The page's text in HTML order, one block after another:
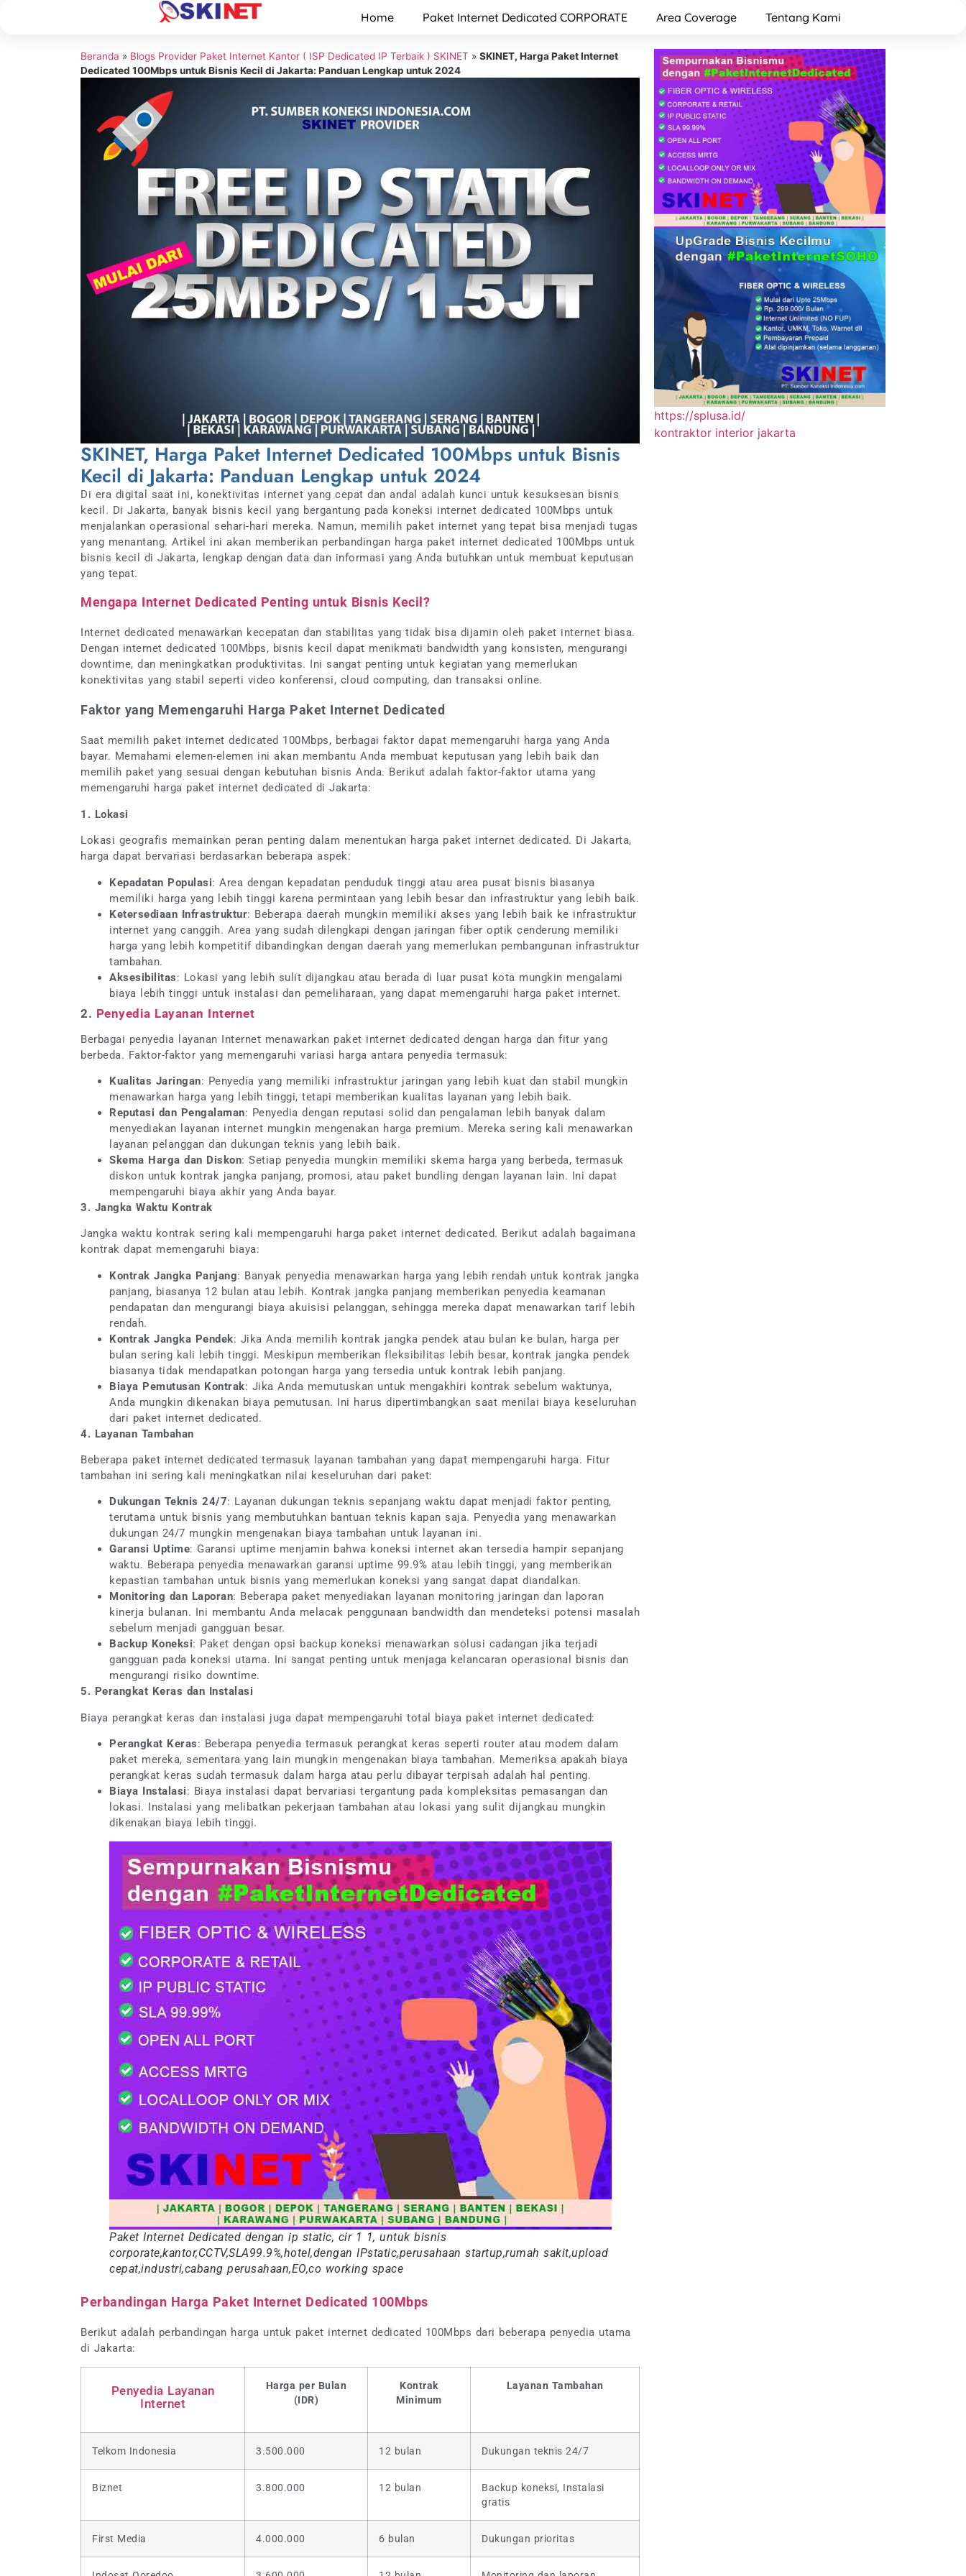
Home Paket Internet Dedicated CORPORATE Area Coverage Tentang Kami
Beranda » Blogs Provider Paket Internet Kantor ( ISP Dedicated IP Terbaik ) SKINET » SKINET, Harga Paket Internet
Dedicated 100Mbps untuk Bisnis Kecil di Jakarta: Panduan Lengkap untuk 2024
SKINET, Harga Paket Internet Dedicated 100Mbps untuk Bisnis
Kecil di Jakarta: Panduan Lengkap untuk 2024
Di era digital saat ini, konektivitas internet yang cepat dan andal adalah kunci untuk kesuksesan bisnis
kecil. Di Jakarta, banyak bisnis kecil yang bergantung pada koneksi internet dedicated 100Mbps untuk
menjalankan operasional sehari-hari mereka. Namun, memilih paket internet yang tepat bisa menjadi tugas
yang menantang. Artikel ini akan memberikan perbandingan harga paket internet dedicated 100Mbps untuk
bisnis kecil di Jakarta, lengkap dengan data dan informasi yang Anda butuhkan untuk membuat keputusan
yang tepat.
Mengapa Internet Dedicated Penting untuk Bisnis Kecil?
Internet dedicated menawarkan kecepatan dan stabilitas yang tidak bisa dijamin oleh paket internet biasa.
Dengan internet dedicated 100Mbps, bisnis kecil dapat menikmati bandwidth yang konsisten, mengurangi
downtime, dan meningkatkan produktivitas. Ini sangat penting untuk kegiatan yang memerlukan
konektivitas yang stabil seperti video konferensi, cloud computing, dan transaksi online.
Faktor yang Memengaruhi Harga Paket Internet Dedicated
Saat memilih paket internet dedicated 100Mbps, berbagai faktor dapat memengaruhi harga yang Anda
bayar. Memahami elemen-elemen ini akan membantu Anda membuat keputusan yang lebih baik dan
memilih paket yang sesuai dengan kebutuhan bisnis Anda. Berikut adalah faktor-faktor utama yang
memengaruhi harga paket internet dedicated di Jakarta:
1. Lokasi
Lokasi geografis memainkan peran penting dalam menentukan harga paket internet dedicated. Di Jakarta,
harga dapat bervariasi berdasarkan beberapa aspek:
Kepadatan Populasi: Area dengan kepadatan penduduk tinggi atau area pusat bisnis biasanya
memiliki harga yang lebih tinggi karena permintaan yang lebih besar dan infrastruktur yang lebih baik.
Ketersediaan Infrastruktur: Beberapa daerah mungkin memiliki akses yang lebih baik ke infrastruktur
internet yang canggih. Area yang sudah dilengkapi dengan jaringan fiber optik cenderung memiliki
harga yang lebih kompetitif dibandingkan dengan daerah yang memerlukan pembangunan infrastruktur
tambahan.
Aksesibilitas: Lokasi yang lebih sulit dijangkau atau berada di luar pusat kota mungkin mengalami
biaya lebih tinggi untuk instalasi dan pemeliharaan, yang dapat memengaruhi harga paket internet.
2. Penyedia Layanan Internet
Berbagai penyedia layanan Internet menawarkan paket internet dedicated dengan harga dan fitur yang
berbeda. Faktor-faktor yang memengaruhi variasi harga antara penyedia termasuk:
Kualitas Jaringan: Penyedia yang memiliki infrastruktur jaringan yang lebih kuat dan stabil mungkin
menawarkan harga yang lebih tinggi, tetapi memberikan kualitas layanan yang lebih baik.
Reputasi dan Pengalaman: Penyedia dengan reputasi solid dan pengalaman lebih banyak dalam
menyediakan layanan internet mungkin mengenakan harga premium. Mereka sering kali menawarkan
layanan pelanggan dan dukungan teknis yang lebih baik.
Skema Harga dan Diskon: Setiap penyedia mungkin memiliki skema harga yang berbeda, termasuk
diskon untuk kontrak jangka panjang, promosi, atau paket bundling dengan layanan lain. Ini dapat
mempengaruhi biaya akhir yang Anda bayar.
3. Jangka Waktu Kontrak
Jangka waktu kontrak sering kali mempengaruhi harga paket internet dedicated. Berikut adalah bagaimana
kontrak dapat memengaruhi biaya:
Kontrak Jangka Panjang: Banyak penyedia menawarkan harga yang lebih rendah untuk kontrak jangka
panjang, biasanya 12 bulan atau lebih. Kontrak jangka panjang memberikan penyedia keamanan
pendapatan dan mengurangi biaya akuisisi pelanggan, sehingga mereka dapat menawarkan tarif lebih
rendah.
Kontrak Jangka Pendek: Jika Anda memilih kontrak jangka pendek atau bulan ke bulan, harga per
bulan sering kali lebih tinggi. Meskipun memberikan fleksibilitas lebih besar, kontrak jangka pendek
biasanya tidak mendapatkan potongan harga yang tersedia untuk kontrak lebih panjang.
Biaya Pemutusan Kontrak: Jika Anda memutuskan untuk mengakhiri kontrak sebelum waktunya,
Anda mungkin dikenakan biaya pemutusan. Ini harus dipertimbangkan saat menilai biaya keseluruhan
dari paket internet dedicated.
4. Layanan Tambahan
Beberapa paket internet dedicated termasuk layanan tambahan yang dapat mempengaruhi harga. Fitur
tambahan ini sering kali meningkatkan nilai keseluruhan dari paket:
Dukungan Teknis 24/7: Layanan dukungan teknis sepanjang waktu dapat menjadi faktor penting,
terutama untuk bisnis yang membutuhkan bantuan teknis kapan saja. Penyedia yang menawarkan
dukungan 24/7 mungkin mengenakan biaya tambahan untuk layanan ini.
Garansi Uptime: Garansi uptime menjamin bahwa koneksi internet akan tersedia hampir sepanjang
waktu. Beberapa penyedia menawarkan garansi uptime 99.9% atau lebih tinggi, yang memberikan
kepastian tambahan untuk bisnis yang memerlukan koneksi yang sangat dapat diandalkan.
Monitoring dan Laporan: Beberapa paket menyediakan layanan monitoring jaringan dan laporan
kinerja bulanan. Ini membantu Anda melacak penggunaan bandwidth dan mendeteksi potensi masalah
sebelum menjadi gangguan besar.
Backup Koneksi: Paket dengan opsi backup koneksi menawarkan solusi cadangan jika terjadi
gangguan pada koneksi utama. Ini sangat penting untuk menjaga kelancaran operasional bisnis dan
mengurangi risiko downtime.
5. Perangkat Keras dan Instalasi
Biaya perangkat keras dan instalasi juga dapat mempengaruhi total biaya paket internet dedicated:
Perangkat Keras: Beberapa penyedia termasuk perangkat keras seperti router atau modem dalam
paket mereka, sementara yang lain mungkin mengenakan biaya tambahan. Memeriksa apakah biaya
perangkat keras sudah termasuk dalam harga atau perlu dibayar terpisah adalah hal penting.
Biaya Instalasi: Biaya instalasi dapat bervariasi tergantung pada kompleksitas pemasangan dan
lokasi. Instalasi yang melibatkan pekerjaan tambahan atau lokasi yang sulit dijangkau mungkin
dikenakan biaya lebih tinggi.
Paket Internet Dedicated dengan ip static, cir 1 1, untuk bisnis
corporate,kantor,CCTV,SLA99.9%,hotel,dengan IPstatic,perusahaan startup,rumah sakit,upload
cepat,industri,cabang perusahaan,EO,co working space
Perbandingan Harga Paket Internet Dedicated 100Mbps
Berikut adalah perbandingan harga untuk paket internet dedicated 100Mbps dari beberapa penyedia utama
di Jakarta:
Penyedia Layanan
Internet
Harga per Bulan
(IDR)
Kontrak
Minimum
Layanan Tambahan
Telkom Indonesia 3.500.000 12 bulan Dukungan teknis 24/7
Biznet 3.800.000 12 bulan
Backup koneksi, Instalasi
gratis
First Media 4.000.000 6 bulan Dukungan prioritas
https://splusa.id/
kontraktor interior jakarta